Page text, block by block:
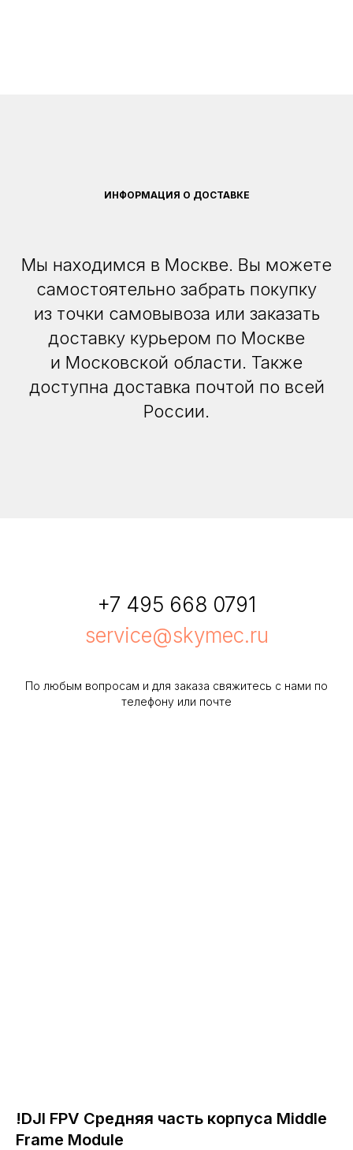
ИНФОРМАЦИЯ О ДОСТАВКЕ
Мы находимся в Москве. Вы можете
самостоятельно забрать покупку
из точки самовывоза или заказать
доставку курьером по Москве
и Московской области. Также
доступна доставка почтой по всей
России.
+7 495 668 0791
service@skymec.ru
По любым вопросам и для заказа свяжитесь с нами по
телефону или почте
!DJI FPV Средняя часть корпуса Middle
Frame Module